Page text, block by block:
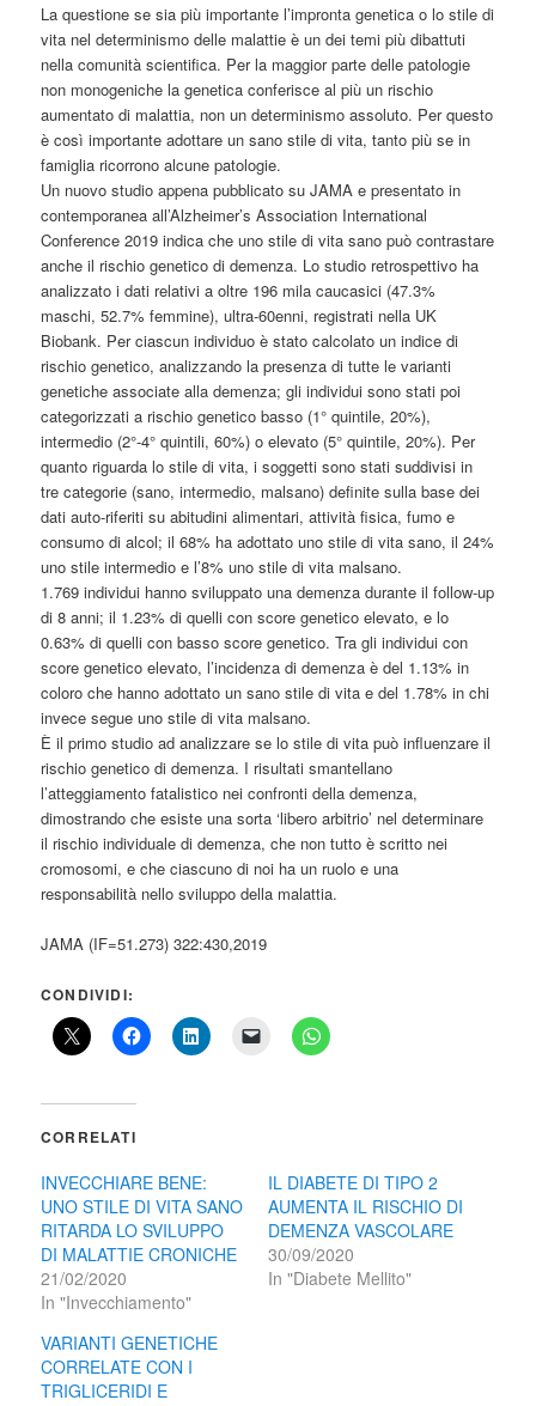
La questione se sia più importante l’impronta genetica o lo stile di
vita nel determinismo delle malattie è un dei temi più dibattuti
nella comunità scientifica. Per la maggior parte delle patologie
non monogeniche la genetica conferisce al più un rischio
aumentato di malattia, non un determinismo assoluto. Per questo
è così importante adottare un sano stile di vita, tanto più se in
famiglia ricorrono alcune patologie.
Un nuovo studio appena pubblicato su JAMA e presentato in
contemporanea all’Alzheimer’s Association International
Conference 2019 indica che uno stile di vita sano può contrastare
anche il rischio genetico di demenza. Lo studio retrospettivo ha
analizzato i dati relativi a oltre 196 mila caucasici (47.3%
maschi, 52.7% femmine), ultra-60enni, registrati nella UK
Biobank. Per ciascun individuo è stato calcolato un indice di
rischio genetico, analizzando la presenza di tutte le varianti
genetiche associate alla demenza; gli individui sono stati poi
categorizzati a rischio genetico basso (1° quintile, 20%),
intermedio (2°-4° quintili, 60%) o elevato (5° quintile, 20%). Per
quanto riguarda lo stile di vita, i soggetti sono stati suddivisi in
tre categorie (sano, intermedio, malsano) definite sulla base dei
dati auto-riferiti su abitudini alimentari, attività fisica, fumo e
consumo di alcol; il 68% ha adottato uno stile di vita sano, il 24%
uno stile intermedio e l’8% uno stile di vita malsano.
1.769 individui hanno sviluppato una demenza durante il follow-up
di 8 anni; il 1.23% di quelli con score genetico elevato, e lo
0.63% di quelli con basso score genetico. Tra gli individui con
score genetico elevato, l’incidenza di demenza è del 1.13% in
coloro che hanno adottato un sano stile di vita e del 1.78% in chi
invece segue uno stile di vita malsano.
È il primo studio ad analizzare se lo stile di vita può influenzare il
rischio genetico di demenza. I risultati smantellano
l’atteggiamento fatalistico nei confronti della demenza,
dimostrando che esiste una sorta ‘libero arbitrio’ nel determinare
il rischio individuale di demenza, che non tutto è scritto nei
cromosomi, e che ciascuno di noi ha un ruolo e una
responsabilità nello sviluppo della malattia.
JAMA (IF=51.273) 322:430,2019
CONDIVIDI:
CORRELATI
INVECCHIARE BENE:
UNO STILE DI VITA SANO
RITARDA LO SVILUPPO
DI MALATTIE CRONICHE
21/02/2020
In "Invecchiamento"
IL DIABETE DI TIPO 2
AUMENTA IL RISCHIO DI
DEMENZA VASCOLARE
30/09/2020
In "Diabete Mellito"
VARIANTI GENETICHE
CORRELATE CON I
TRIGLICERIDI E